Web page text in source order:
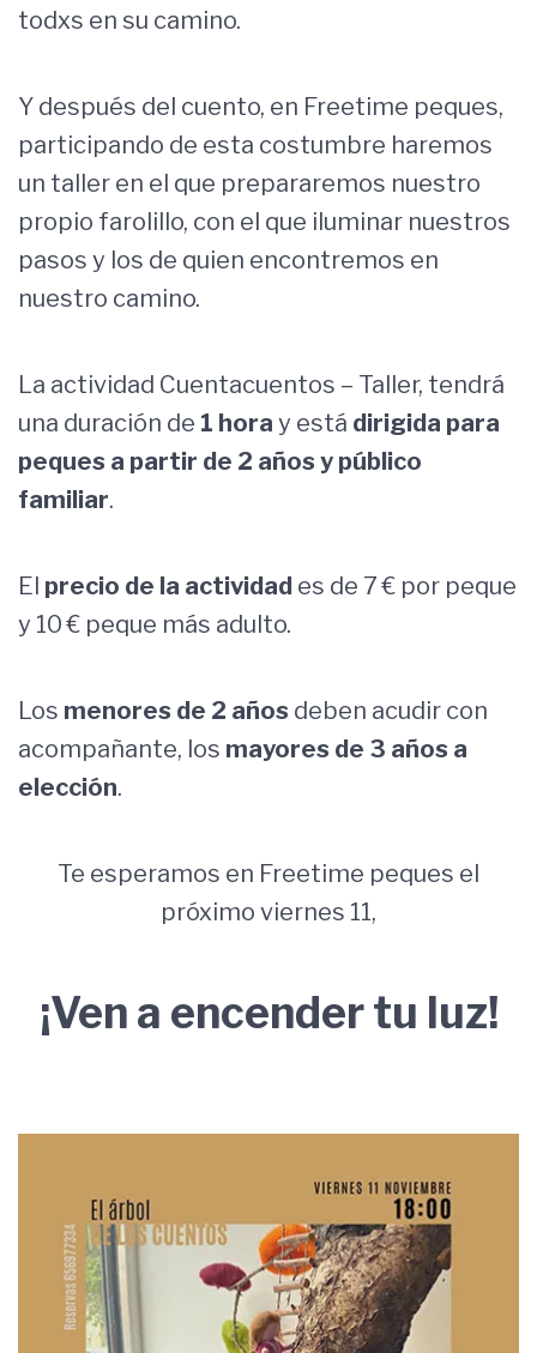
todxs en su camino.
Y después del cuento, en Freetime peques,
participando de esta costumbre haremos
un taller en el que prepararemos nuestro
propio farolillo, con el que iluminar nuestros
pasos y los de quien encontremos en
nuestro camino.
La actividad Cuentacuentos – Taller, tendrá
una duración de 1 hora y está dirigida para
peques a partir de 2 años y público
familiar.
El precio de la actividad es de 7 € por peque
y 10 € peque más adulto.
Los menores de 2 años deben acudir con
acompañante, los mayores de 3 años a
elección.
Te esperamos en Freetime peques el
próximo viernes 11,
¡Ven a encender tu luz!